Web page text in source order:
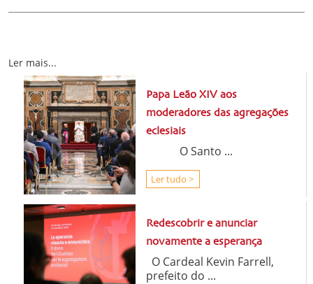
Ler mais...
Papa Leão XIV aos
moderadores das agregações
eclesiais
O Santo ...
Ler tudo >
Redescobrir e anunciar
novamente a esperança
O Cardeal Kevin Farrell,
prefeito do ...